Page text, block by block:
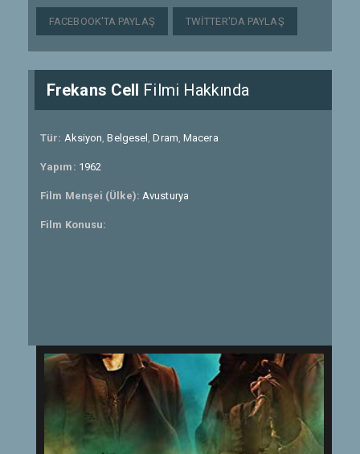
FACEBOOK'TA PAYLAŞ TWITTER'DA PAYLAŞ
Frekans Cell Filmi Hakkında
Tür: Aksiyon,Belgesel ,Dram,Macera
Yapım: 1962
Film Menşei (Ülke): Avusturya
Film Konusu: